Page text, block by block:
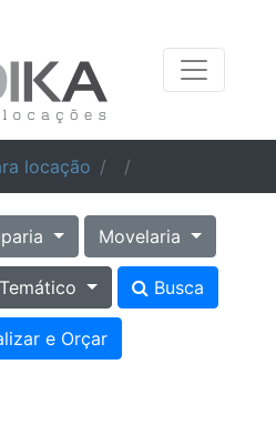
locação
Movelaria
Temático Busca
e Orçar